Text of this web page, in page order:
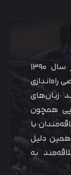
موسسه‌ی آموزشی همیار آکادمی از سال ۱۳۹۰
راه‌اندازی
زبان‌های
همچون
با
دلیل
به